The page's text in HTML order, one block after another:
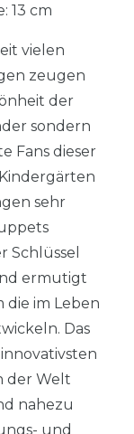
13 cm
vielen
zeugen
der
sondern
Fans dieser
sehr
Schlüssel
ermutigt
die im Leben
Das
der Welt
nahezu
und